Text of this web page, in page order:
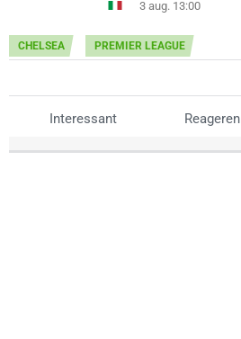
3 aug. 13:00
CHELSEA PREMIER LEAGUE
Interessant Reageren